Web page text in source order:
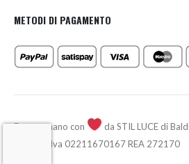
METODI DI PAGAMENTO
Fatto a mano con
da STIL LUCE di
2026 - P.Iva 02211670167 REA 272170